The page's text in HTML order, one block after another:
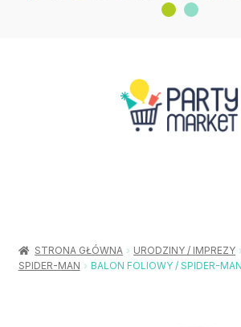
Urodziny / Imprezy
STRONA GŁÓWNA URODZINY / IMPREZY
SPIDER-MAN
BALON FOLIOWY / SPIDER-